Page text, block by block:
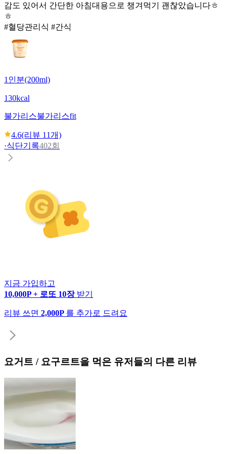
감도 있어서 간단한 아침대용으로 챙겨먹기 괜찮았습니다ㅎ
ㅎ
#혈당관리식 #간식
1인분(200ml)
130kcal
불가리스불가리스fit
4.6(리뷰 11개)
·식단기록402회
지금 가입하고
10,000P + 로또 10장 받기
리뷰 쓰면 2,000P 를 추가로 드려요
요거트 / 요구르트을 먹은 유저들의 다른 리뷰